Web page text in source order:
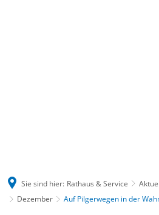
Sie sind hier: Rathaus & Service
Dezember
Auf Pilgerwegen in der